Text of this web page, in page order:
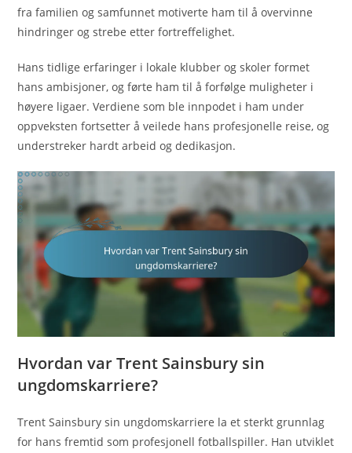
fra familien og samfunnet motiverte ham til å overvinne
hindringer og strebe etter fortreffelighet.
Hans tidlige erfaringer i lokale klubber og skoler formet
hans ambisjoner, og førte ham til å forfølge muligheter i
høyere ligaer. Verdiene som ble innpodet i ham under
oppveksten fortsetter å veilede hans profesjonelle reise, og
understreker hardt arbeid og dedikasjon.
Hvordan var Trent Sainsbury sin
ungdomskarriere?
Trent Sainsbury sin ungdomskarriere la et sterkt grunnlag
for hans fremtid som profesjonell fotballspiller. Han utviklet